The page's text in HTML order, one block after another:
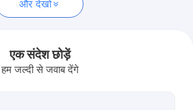
और देखो
एक संदेश छोड़ें
हम जल्दी से जवाब देंगे